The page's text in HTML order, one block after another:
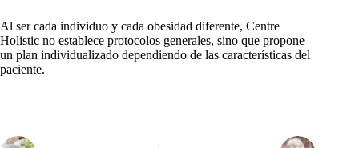
Al ser cada individuo y cada obesidad diferente, Centre
Holistic no establece protocolos generales, sino que propone
un plan individualizado dependiendo de las características del
paciente.